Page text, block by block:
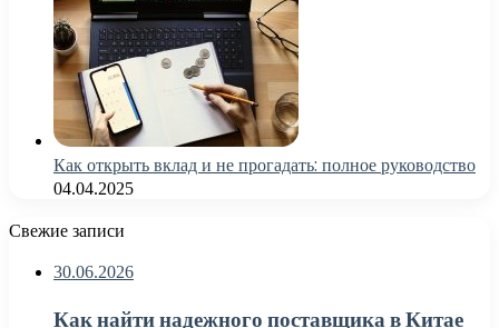
Как открыть вклад и не прогадать: полное руководство
04.04.2025
Свежие записи
30.06.2026
Как найти надежного поставщика в Китае